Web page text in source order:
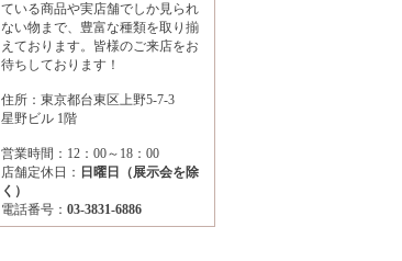
ている商品や実店舗でしか見られ
ない物まで、豊富な種類を取り揃
えております。皆様のご来店をお
待ちしております！
住所：東京都台東区上野5-7-3
星野ビル 1階
営業時間：12：00～18：00
店舗定休日： 日曜日（展示会を除
く）
電話番号： 03-3831-6886